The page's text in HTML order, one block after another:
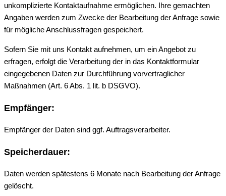
unkomplizierte Kontaktaufnahme ermöglichen. Ihre gemachten
Angaben werden zum Zwecke der Bearbeitung der Anfrage sowie
für mögliche Anschlussfragen gespeichert.
Sofern Sie mit uns Kontakt aufnehmen, um ein Angebot zu
erfragen, erfolgt die Verarbeitung der in das Kontaktformular
eingegebenen Daten zur Durchführung vorvertraglicher
Maßnahmen (Art. 6 Abs. 1 lit. b DSGVO).
Empfänger:
Empfänger der Daten sind ggf. Auftragsverarbeiter.
Speicherdauer:
Daten werden spätestens 6 Monate nach Bearbeitung der Anfrage
gelöscht.